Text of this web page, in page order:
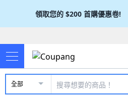
領取您的 $200 首購優惠卷!
全部